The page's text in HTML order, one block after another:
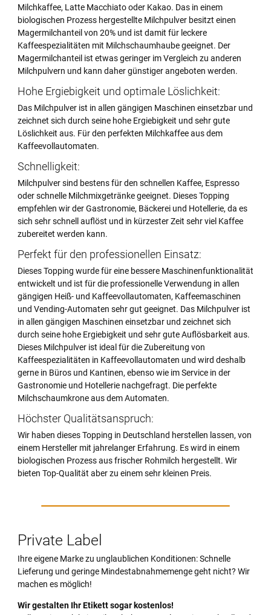
Milchkaffee, Latte Macchiato oder Kakao. Das in einem
biologischen Prozess hergestellte Milchpulver besitzt einen
Magermilchanteil von 20% und ist damit für leckere
Kaffeespezialitäten mit Milchschaumhaube geeignet. Der
Magermilchanteil ist etwas geringer im Vergleich zu anderen
Milchpulvern und kann daher günstiger angeboten werden.
Hohe Ergiebigkeit und optimale Löslichkeit:
Das Milchpulver ist in allen gängigen Maschinen einsetzbar und
zeichnet sich durch seine hohe Ergiebigkeit und sehr gute
Löslichkeit aus. Für den perfekten Milchkaffee aus dem
Kaffeevollautomaten.
Schnelligkeit:
Milchpulver sind bestens für den schnellen Kaffee, Espresso
oder schnelle Milchmixgetränke geeignet. Dieses Topping
empfehlen wir der Gastronomie, Bäckerei und Hotellerie, da es
sich sehr schnell auflöst und in kürzester Zeit sehr viel Kaffee
zubereitet werden kann.
Perfekt für den professionellen Einsatz:
Dieses Topping wurde für eine bessere Maschinenfunktionalität
entwickelt und ist für die professionelle Verwendung in allen
gängigen Heiß- und Kaffeevollautomaten, Kaffeemaschinen
und Vending-Automaten sehr gut geeignet. Das Milchpulver ist
in allen gängigen Maschinen einsetzbar und zeichnet sich
durch seine hohe Ergiebigkeit und sehr gute Auflösbarkeit aus.
Dieses Milchpulver ist ideal für die Zubereitung von
Kaffeespezialitäten in Kaffeevollautomaten und wird deshalb
gerne in Büros und Kantinen, ebenso wie im Service in der
Gastronomie und Hotellerie nachgefragt. Die perfekte
Milchschaumkrone aus dem Automaten.
Höchster Qualitätsanspruch:
Wir haben dieses Topping in Deutschland herstellen lassen, von
einem Hersteller mit jahrelanger Erfahrung. Es wird in einem
biologischen Prozess aus frischer Rohmilch hergestellt. Wir
bieten Top-Qualität aber zu einem sehr kleinen Preis.
Private Label
Ihre eigene Marke zu unglaublichen Konditionen: Schnelle
Lieferung und geringe Mindestabnahmemenge geht nicht? Wir
machen es möglich!
Wir gestalten Ihr Etikett sogar kostenlos!